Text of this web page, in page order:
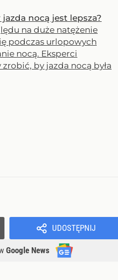
jazda nocą jest lepsza?
na duże natężenie
podczas urlopowych
nocą. Eksperci
by jazda nocą była
UDOSTĘPNIJ
Google News